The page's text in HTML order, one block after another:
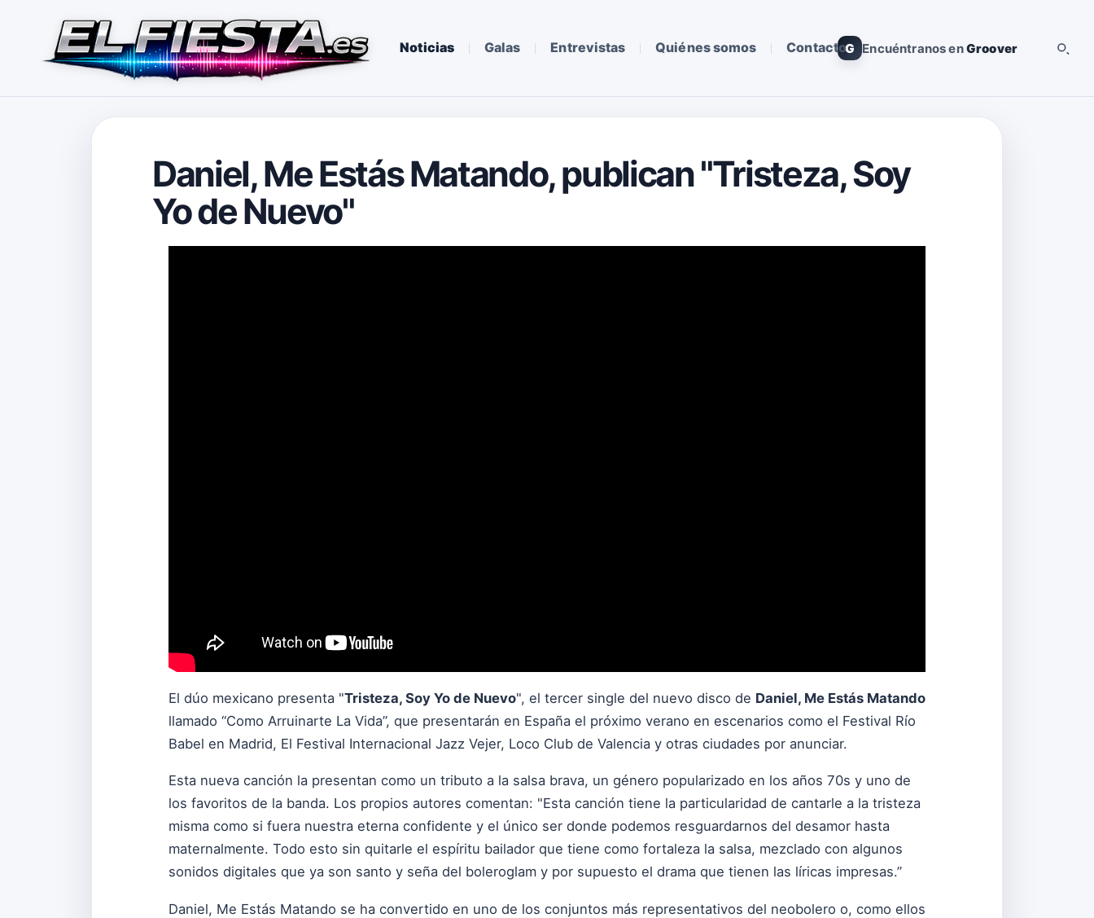
Noticias Galas Entrevistas Quiénes somos ContactoG Encuéntranos enGroover
Daniel, Me Estás Matando, publican "Tristeza, Soy
Yo de Nuevo"
El dúo mexicano presenta "Tristeza, Soy Yo de Nuevo", el tercer single del nuevo disco de Daniel, Me Estás Matando
llamado “Como Arruinarte La Vida”, que presentarán en España el próximo verano en escenarios como el Festival Río
Babel en Madrid, El Festival Internacional Jazz Vejer, Loco Club de Valencia y otras ciudades por anunciar.
Esta nueva canción la presentan como un tributo a la salsa brava, un género popularizado en los años 70s y uno de
los favoritos de la banda. Los propios autores comentan: "Esta canción tiene la particularidad de cantarle a la tristeza
misma como si fuera nuestra eterna confidente y el único ser donde podemos resguardarnos del desamor hasta
maternalmente. Todo esto sin quitarle el espíritu bailador que tiene como fortaleza la salsa, mezclado con algunos
sonidos digitales que ya son santo y seña del boleroglam y por supuesto el drama que tienen las líricas impresas.”
Daniel, Me Estás Matando se ha convertido en uno de los conjuntos más representativos del neobolero o, como ellos